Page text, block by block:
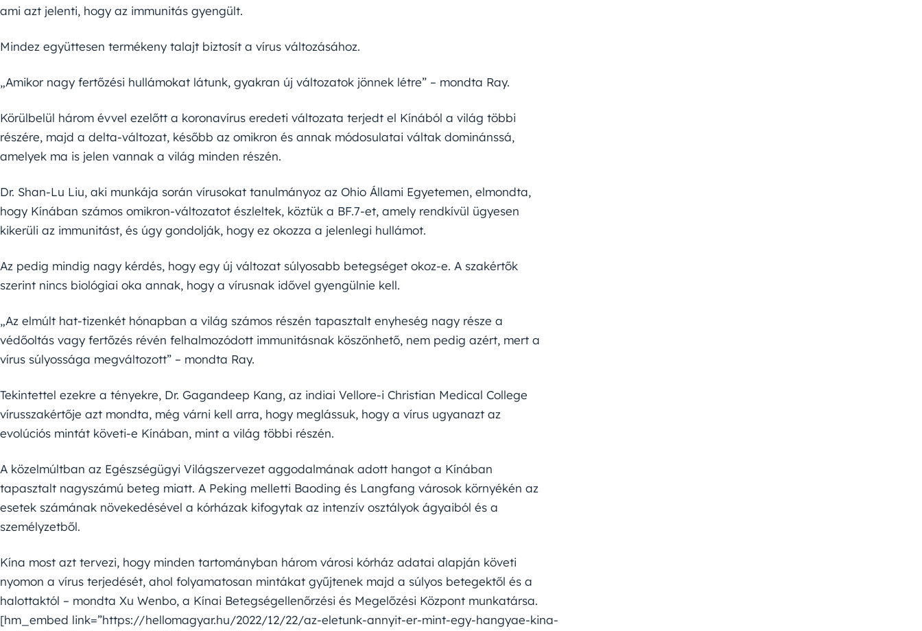
ami azt jelenti, hogy az immunitás gyengült.
Mindez együttesen termékeny talajt biztosít a vírus változásához.
„Amikor nagy fertőzési hullámokat látunk, gyakran új változatok jönnek létre” – mondta Ray.
Körülbelül három évvel ezelőtt a koronavírus eredeti változata terjedt el Kínából a világ többi
részére, majd a delta-változat, később az omikron és annak módosulatai váltak dominánssá,
amelyek ma is jelen vannak a világ minden részén.
Dr. Shan-Lu Liu, aki munkája során vírusokat tanulmányoz az Ohio Állami Egyetemen, elmondta,
hogy Kínában számos omikron-változatot észleltek, köztük a BF.7-et, amely rendkívül ügyesen
kikerüli az immunitást, és úgy gondolják, hogy ez okozza a jelenlegi hullámot.
Az pedig mindig nagy kérdés, hogy egy új változat súlyosabb betegséget okoz-e. A szakértők
szerint nincs biológiai oka annak, hogy a vírusnak idővel gyengülnie kell.
„Az elmúlt hat-tizenkét hónapban a világ számos részén tapasztalt enyheség nagy része a
védőoltás vagy fertőzés révén felhalmozódott immunitásnak köszönhető, nem pedig azért, mert a
vírus súlyossága megváltozott” – mondta Ray.
Tekintettel ezekre a tényekre, Dr. Gagandeep Kang, az indiai Vellore-i Christian Medical College
vírusszakértője azt mondta, még várni kell arra, hogy meglássuk, hogy a vírus ugyanazt az
evolúciós mintát követi-e Kínában, mint a világ többi részén.
A közelmúltban az Egészségügyi Világszervezet aggodalmának adott hangot a Kínában
tapasztalt nagyszámú beteg miatt. A Peking melletti Baoding és Langfang városok környékén az
esetek számának növekedésével a kórházak kifogytak az intenzív osztályok ágyaiból és a
személyzetből.
Kína most azt tervezi, hogy minden tartományban három városi kórház adatai alapján követi
nyomon a vírus terjedését, ahol folyamatosan mintákat gyűjtenek majd a súlyos betegektől és a
halottaktól – mondta Xu Wenbo, a Kínai Betegségellenőrzési és Megelőzési Központ munkatársa.
[hm_embed link=”https://hellomagyar.hu/2022/12/22/az-eletunk-annyit-er-mint-egy-hangyae-kina-